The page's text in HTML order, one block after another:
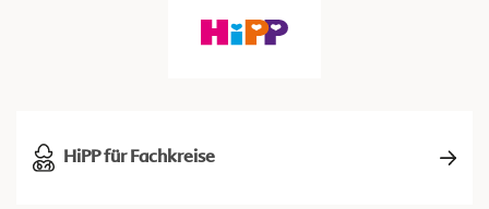
HiPP für Fachkreise